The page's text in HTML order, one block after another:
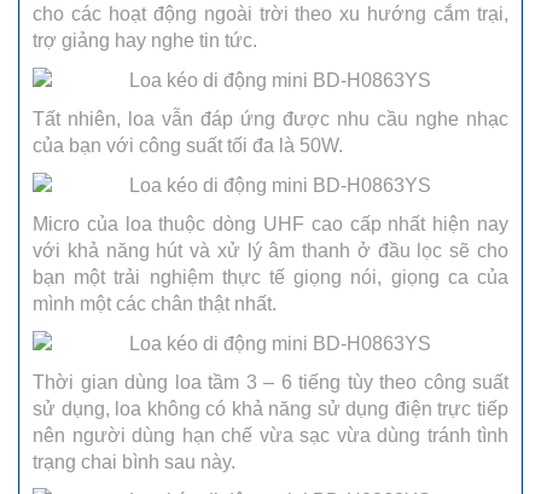
cho các hoạt động ngoài trời theo xu hướng cắm trại,
trợ giảng hay nghe tin tức.
Tất nhiên, loa vẫn đáp ứng được nhu cầu nghe nhạc
của bạn với công suất tối đa là 50W.
Micro của loa thuộc dòng UHF cao cấp nhất hiện nay
với khả năng hút và xử lý âm thanh ở đầu lọc sẽ cho
bạn một trải nghiệm thực tế giọng nói, giọng ca của
mình một các chân thật nhất.
Thời gian dùng loa tầm 3 – 6 tiếng tùy theo công suất
sử dụng, loa không có khả năng sử dụng điện trực tiếp
nên người dùng hạn chế vừa sạc vừa dùng tránh tình
trạng chai bình sau này.